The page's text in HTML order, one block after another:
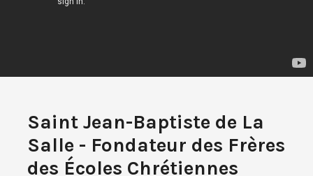
Saint Jean-Baptiste de La
Salle - Fondateur des Frères
des Écoles Chrétiennes